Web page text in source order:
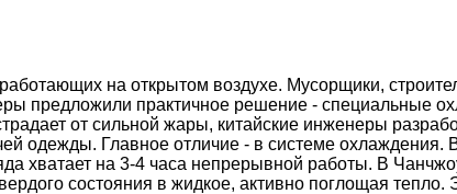
на открытом воздухе. Мусорщики,
предложили практичное решение - специальные
от сильной жары, китайские инженеры
одежды. Главное отличие - в системе охлаждения.
хватает на 3-4 часа непрерывной работы. В
состояния в жидкое, активно поглощая тепло.